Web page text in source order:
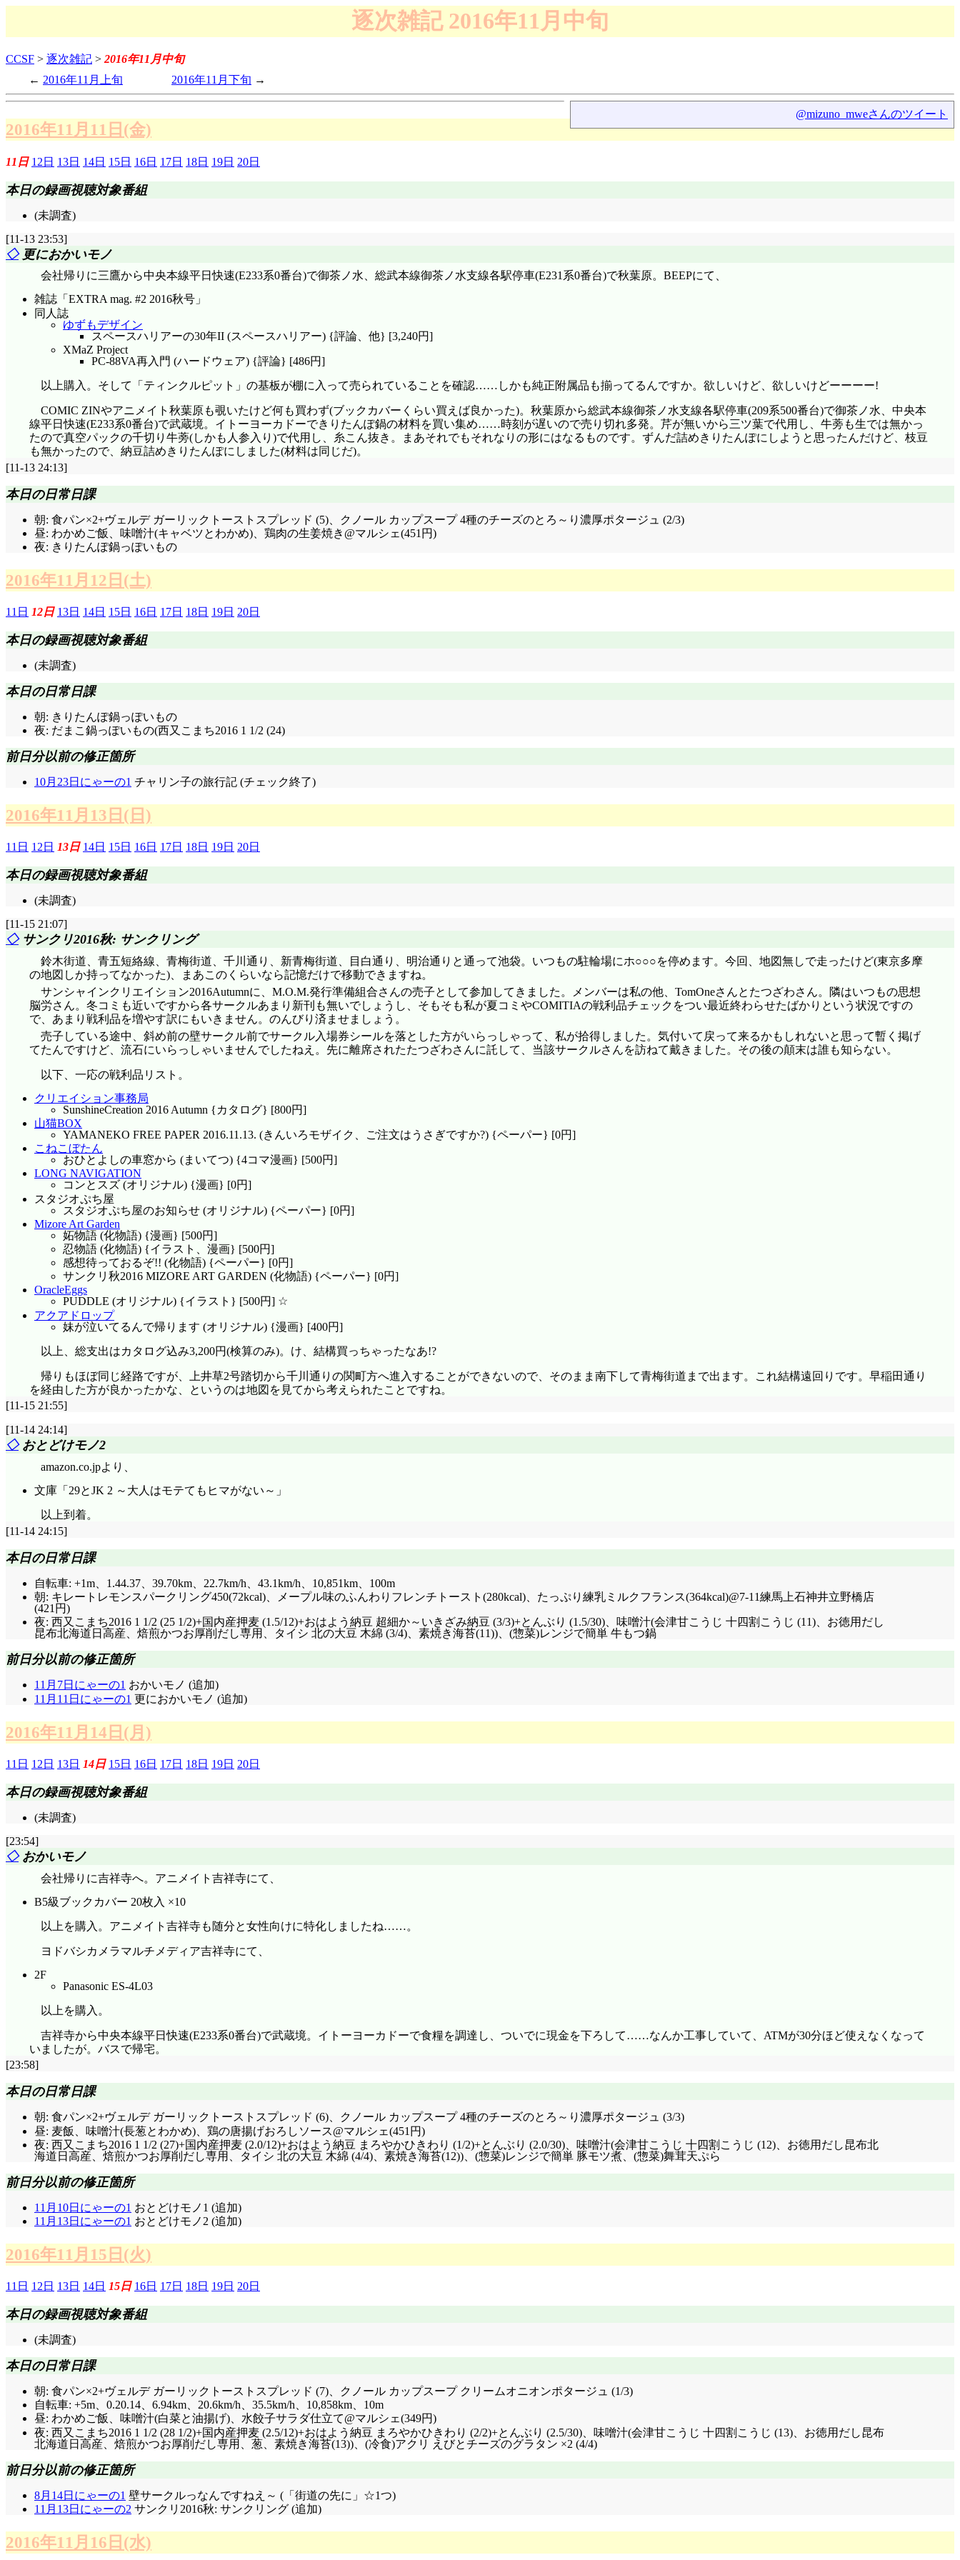
逐次雑記 2016年11月中旬
CCSF > 逐次雑記 >2016年11月中旬
2016年11月上旬
2016年11月下旬
@mizuno_mweさんのツイート
2016年11月11日(金)
11日 12日 13日 14日 15日 16日 17日 18日 19日 20日
本日の録画視聴対象番組
(未調査)
[11-13 23:53]
◇更におかいモノ
会社帰りに三鷹から中央本線平日快速(E233系0番台)で御茶ノ水、総武本線御茶ノ水支線各駅停車(E231系0番台)で秋葉原。BEEPにて、
雑誌「EXTRA mag. #2 2016秋号」
同人誌
ゆずもデザイン
スペースハリアーの30年II (スペースハリアー) {評論、他} [3,240円]
XMaZ Project
PC-88VA再入門 (ハードウェア) {評論} [486円]
以上購入。そして「ティンクルピット」の基板が棚に入って売られていることを確認……しかも純正附属品も揃ってるんですか。欲しいけど、欲しいけどーーーー!
COMIC ZINやアニメイト秋葉原も覗いたけど何も買わず(ブックカバーくらい買えば良かった)。秋葉原から総武本線御茶ノ水支線各駅停車(209系500番台)で御茶ノ水、中央本
線平日快速(E233系0番台)で武蔵境。イトーヨーカドーできりたんぽ鍋の材料を買い集め……時刻が遅いので売り切れ多発。芹が無いから三ツ葉で代用し、牛蒡も生では無かっ
たので真空パックの千切り牛蒡(しかも人参入り)で代用し、糸こん抜き。まあそれでもそれなりの形にはなるものです。ずんだ詰めきりたんぽにしようと思ったんだけど、枝豆
も無かったので、納豆詰めきりたんぽにしました(材料は同じだ)。
[11-13 24:13]
本日の日常日課
朝: 食パン×2+ヴェルデ ガーリックトーストスプレッド (5)、クノール カップスープ 4種のチーズのとろ～り濃厚ポタージュ (2/3)
昼: わかめご飯、味噌汁(キャベツとわかめ)、鶏肉の生姜焼き@マルシェ(451円)
夜: きりたんぽ鍋っぽいもの
2016年11月12日(土)
11日 12日 13日 14日 15日 16日 17日 18日 19日 20日
本日の録画視聴対象番組
(未調査)
本日の日常日課
朝: きりたんぽ鍋っぽいもの
夜: だまこ鍋っぽいもの(西又こまち2016 1 1/2 (24)
前日分以前の修正箇所
10月23日にゃーの1 チャリン子の旅行記 (チェック終了)
2016年11月13日(日)
11日 12日 13日 14日 15日 16日 17日 18日 19日 20日
本日の録画視聴対象番組
(未調査)
[11-15 21:07]
◇サンクリ2016秋: サンクリング
鈴木街道、青五短絡線、青梅街道、千川通り、新青梅街道、目白通り、明治通りと通って池袋。いつもの駐輪場にホ○○○を停めます。今回、地図無しで走ったけど(東京多摩
の地図しか持ってなかった)、まあこのくらいなら記憶だけで移動できますね。
サンシャインクリエイション2016Autumnに、M.O.M.発行準備組合さんの売子として参加してきました。メンバーは私の他、TomOneさんとたつざわさん。隣はいつもの思想
脳労さん。冬コミも近いですから各サークルあまり新刊も無いでしょうし、そもそも私が夏コミやCOMITIAの戦利品チェックをつい最近終わらせたばかりという状況ですの
で、あまり戦利品を増やす訳にもいきません。のんびり済ませましょう。
売子している途中、斜め前の壁サークル前でサークル入場券シールを落とした方がいらっしゃって、私が拾得しました。気付いて戻って来るかもしれないと思って暫く掲げ
てたんですけど、流石にいらっしゃいませんでしたねえ。先に離席されたたつざわさんに託して、当該サークルさんを訪ねて戴きました。その後の顛末は誰も知らない。
以下、一応の戦利品リスト。
クリエイション事務局
SunshineCreation 2016 Autumn {カタログ} [800円]
山猫BOX
YAMANEKO FREE PAPER 2016.11.13. (きんいろモザイク、ご注文はうさぎですか?) {ペーパー} [0円]
こねこぼたん
おひとよしの車窓から (まいてつ) {4コマ漫画} [500円]
LONG NAVIGATION
コンとスズ (オリジナル) {漫画} [0円]
スタジオぷち屋
スタジオぷち屋のお知らせ (オリジナル) {ペーパー} [0円]
Mizore Art Garden
妬物語 (化物語) {漫画} [500円]
忍物語 (化物語) {イラスト、漫画} [500円]
感想待っておるぞ!! (化物語) {ペーパー} [0円]
サンクリ秋2016 MIZORE ART GARDEN (化物語) {ペーパー} [0円]
OracleEggs
PUDDLE (オリジナル) {イラスト} [500円] ☆
アクアドロップ
妹が泣いてるんで帰ります (オリジナル) {漫画} [400円]
以上、総支出はカタログ込み3,200円(検算のみ)。け、結構買っちゃったなあ!?
帰りもほぼ同じ経路ですが、上井草2号踏切から千川通りの関町方へ進入することができないので、そのまま南下して青梅街道まで出ます。これ結構遠回りです。早稲田通り
を経由した方が良かったかな、というのは地図を見てから考えられたことですね。
[11-15 21:55]
[11-14 24:14]
◇おとどけモノ2
amazon.co.jpより、
文庫「29とJK 2 ～大人はモテてもヒマがない～」
以上到着。
[11-14 24:15]
本日の日常日課
自転車: +1m、1.44.37、39.70km、22.7km/h、43.1km/h 、10,851km、100m
朝: キレートレモンスパークリング450(72kcal)、メープル味のふんわりフレンチトースト(280kcal)、たっぷり練乳ミルクフランス(364kcal)@7-11練馬上石神井立野橋店
(421円)
夜: 西又こまち2016 1 1/2 (25 1/2)+国内産押麦 (1.5/12)+おはよう納豆 超細か～いきざみ納豆 (3/3)+とんぶり (1.5/30)、味噌汁(会津甘こうじ 十四割こうじ (11)、お徳用だし
昆布北海道日高産、焙煎かつお厚削だし専用、タイシ 北の大豆 木綿 (3/4)、素焼き海苔(11))、(惣菜)レンジで簡単 牛もつ鍋
前日分以前の修正箇所
11月7日にゃーの1 おかいモノ (追加)
11月11日にゃーの1 更におかいモノ (追加)
2016年11月14日(月)
11日 12日 13日 14日 15日 16日 17日 18日 19日 20日
本日の録画視聴対象番組
(未調査)
[23:54]
◇おかいモノ
会社帰りに吉祥寺へ。アニメイト吉祥寺にて、
B5級ブックカバー 20枚入 ×10
以上を購入。アニメイト吉祥寺も随分と女性向けに特化しましたね……。
ヨドバシカメラマルチメディア吉祥寺にて、
2F
Panasonic ES-4L03
以上を購入。
吉祥寺から中央本線平日快速(E233系0番台)で武蔵境。イトーヨーカドーで食糧を調達し、ついでに現金を下ろして……なんか工事していて、ATMが30分ほど使えなくなって
いましたが。バスで帰宅。
[23:58]
本日の日常日課
朝: 食パン×2+ヴェルデ ガーリックトーストスプレッド (6)、クノール カップスープ 4種のチーズのとろ～り濃厚ポタージュ (3/3)
昼: 麦飯、味噌汁(長葱とわかめ)、鶏の唐揚げおろしソース@マルシェ(451円)
夜: 西又こまち2016 1 1/2 (27)+国内産押麦 (2.0/12)+おはよう納豆 まろやかひきわり (1/2)+とんぶり (2.0/30)、味噌汁(会津甘こうじ 十四割こうじ (12)、お徳用だし昆布北
海道日高産、焙煎かつお厚削だし専用、タイシ 北の大豆 木綿 (4/4)、素焼き海苔(12))、(惣菜)レンジで簡単 豚モツ煮、(惣菜)舞茸天ぷら
前日分以前の修正箇所
11月10日にゃーの1 おとどけモノ1 (追加)
11月13日にゃーの1 おとどけモノ2 (追加)
2016年11月15日(火)
11日 12日 13日 14日 15日 16日 17日 18日 19日 20日
本日の録画視聴対象番組
(未調査)
本日の日常日課
朝: 食パン×2+ヴェルデ ガーリックトーストスプレッド (7)、クノール カップスープ クリームオニオンポタージュ (1/3)
自転車: +5m、0.20.14、6.94km、20.6km/h、35.5km/h、10,858km、10m
昼: わかめご飯、味噌汁(白菜と油揚げ)、水餃子サラダ仕立て@マルシェ(349円)
夜: 西又こまち2016 1 1/2 (28 1/2)+国内産押麦 (2.5/12)+おはよう納豆 まろやかひきわり (2/2)+とんぶり (2.5/30)、味噌汁(会津甘こうじ 十四割こうじ (13)、お徳用だし昆布
北海道日高産、焙煎かつお厚削だし専用、葱、素焼き海苔(13))、(冷食)アクリ えびとチーズのグラタン ×2 (4/4)
前日分以前の修正箇所
8月14日にゃーの1 壁サークルっなんですねえ～ (「街道の先に」☆1つ)
11月13日にゃーの2 サンクリ2016秋: サンクリング (追加)
2016年11月16日(水)